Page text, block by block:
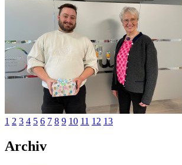
1 2 3 4 5 6 7 8 9 10 11 12 13
Archiv